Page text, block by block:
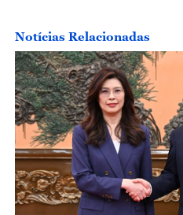
Notícias Relacionadas